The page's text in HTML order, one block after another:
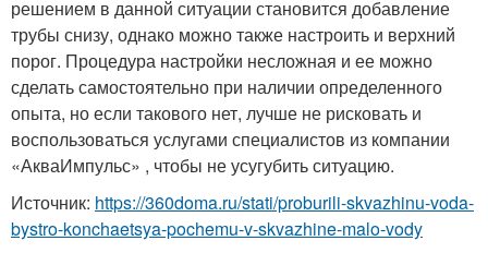
решением в данной ситуации становится добавление
трубы снизу, однако можно также настроить и верхний
порог. Процедура настройки несложная и ее можно
сделать самостоятельно при наличии определенного
опыта, но если такового нет, лучше не рисковать и
воспользоваться услугами специалистов из компании
«АкваИмпульс» , чтобы не усугубить ситуацию.
Источник: https://360doma.ru/stati/proburili-skvazhinu-voda-
bystro-konchaetsya-pochemu-v-skvazhine-malo-vody